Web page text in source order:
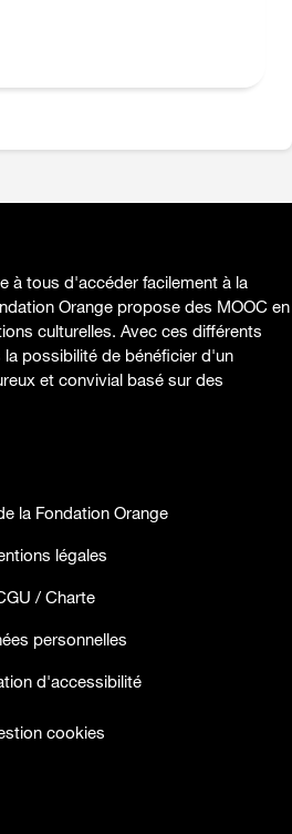
à tous d'accéder facilement à la
Orange propose des MOOC en
culturelles. Avec ces différents
possibilité de bénéficier d'un
et convivial basé sur des
la Fondation Orange
légales
/ Charte
personnelles
d'accessibilité
cookies